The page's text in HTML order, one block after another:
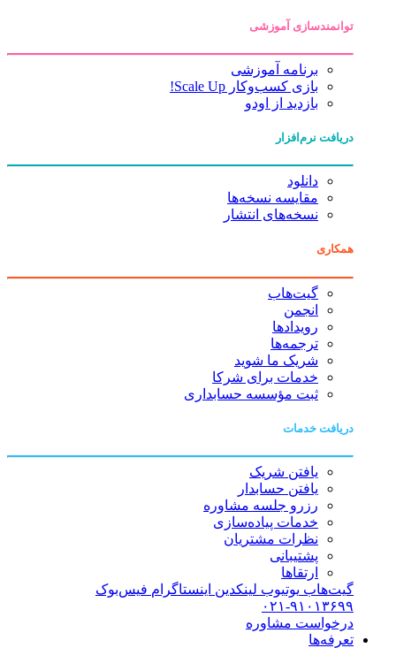
توانمندسازی آموزشی
برنامه آموزشی
بازی کسب‌وکار Scale Up!
بازدید از اودو
دریافت نرم‌افزار
دانلود
مقایسه نسخه‌ها
نسخه‌های انتشار
همکاری
گیت‌هاب
انجمن
رویدادها
ترجمه‌ها
شریک ما شوید
خدمات برای شرکا
ثبت مؤسسه حسابداری
دریافت خدمات
یافتن شریک
یافتن حسابدار
رزرو جلسه مشاوره
خدمات پیاده‌سازی
نظرات مشتریان
پشتیبانی
ارتقاها
گیت‌هاب یوتیوب لینکدین اینستاگرام فیس‌بوک
۰۲۱-۹۱۰۱۳۶۹۹
درخواست مشاوره
تعرفه‌ها